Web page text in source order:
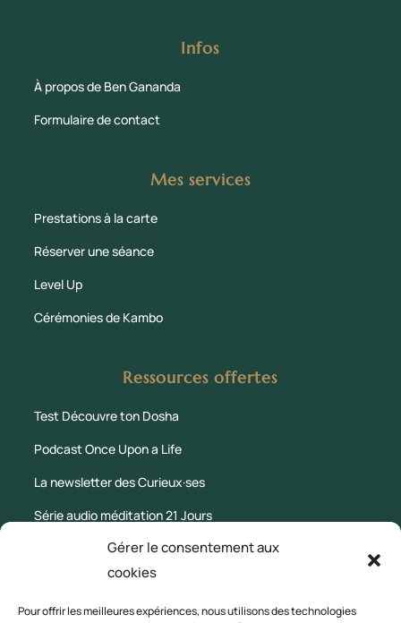
Gérer le consentement aux
cookies
Pour offrir les meilleures expériences, nous utilisons des technologies
Infos
À propos de Ben Gananda
Formulaire de contact
Mes services
Prestations à la carte
Réserver une séance
Level Up
Cérémonies de Kambo
Ressources offertes
Test Découvre ton Dosha
Podcast Once Upon a Life
La newsletter des Curieux·ses
Série audio méditation 21 Jours
Mentions légales